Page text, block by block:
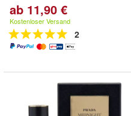
ab 11,90 €
Kostenloser Versand
2